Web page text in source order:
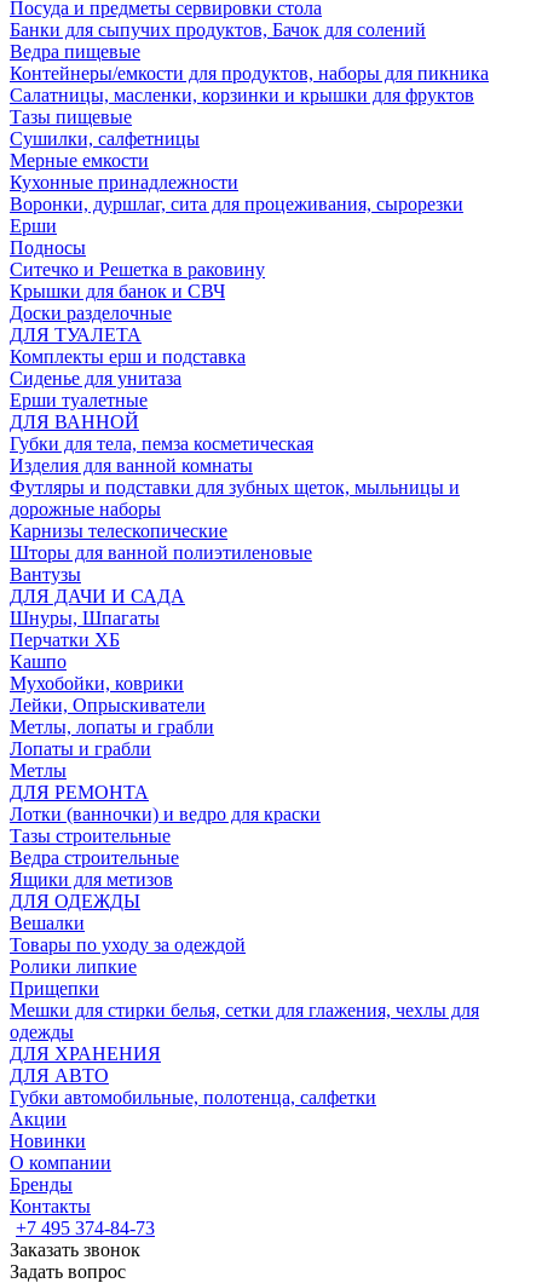
Посуда и предметы сервировки стола
Банки для сыпучих продуктов, Бачок для солений
Ведра пищевые
Контейнеры/емкости для продуктов, наборы для пикника
Салатницы, масленки, корзинки и крышки для фруктов
Тазы пищевые
Сушилки, салфетницы
Мерные емкости
Кухонные принадлежности
Воронки, дуршлаг, сита для процеживания, сырорезки
Ерши
Подносы
Ситечко и Решетка в раковину
Крышки для банок и СВЧ
Доски разделочные
ДЛЯ ТУАЛЕТА
Комплекты ерш и подставка
Сиденье для унитаза
Ерши туалетные
ДЛЯ ВАННОЙ
Губки для тела, пемза косметическая
Изделия для ванной комнаты
Футляры и подставки для зубных щеток, мыльницы и
дорожные наборы
Карнизы телескопические
Шторы для ванной полиэтиленовые
Вантузы
ДЛЯ ДАЧИ И САДА
Шнуры, Шпагаты
Перчатки ХБ
Кашпо
Мухобойки, коврики
Лейки, Опрыскиватели
Метлы, лопаты и грабли
Лопаты и грабли
Метлы
ДЛЯ РЕМОНТА
Лотки (ванночки) и ведро для краски
Тазы строительные
Ведра строительные
Ящики для метизов
ДЛЯ ОДЕЖДЫ
Вешалки
Товары по уходу за одеждой
Ролики липкие
Прищепки
Мешки для стирки белья, сетки для глажения, чехлы для
одежды
ДЛЯ ХРАНЕНИЯ
ДЛЯ АВТО
Губки автомобильные, полотенца, салфетки
Акции
Новинки
О компании
Бренды
Контакты
+7 495 374-84-73
Заказать звонок
Задать вопрос